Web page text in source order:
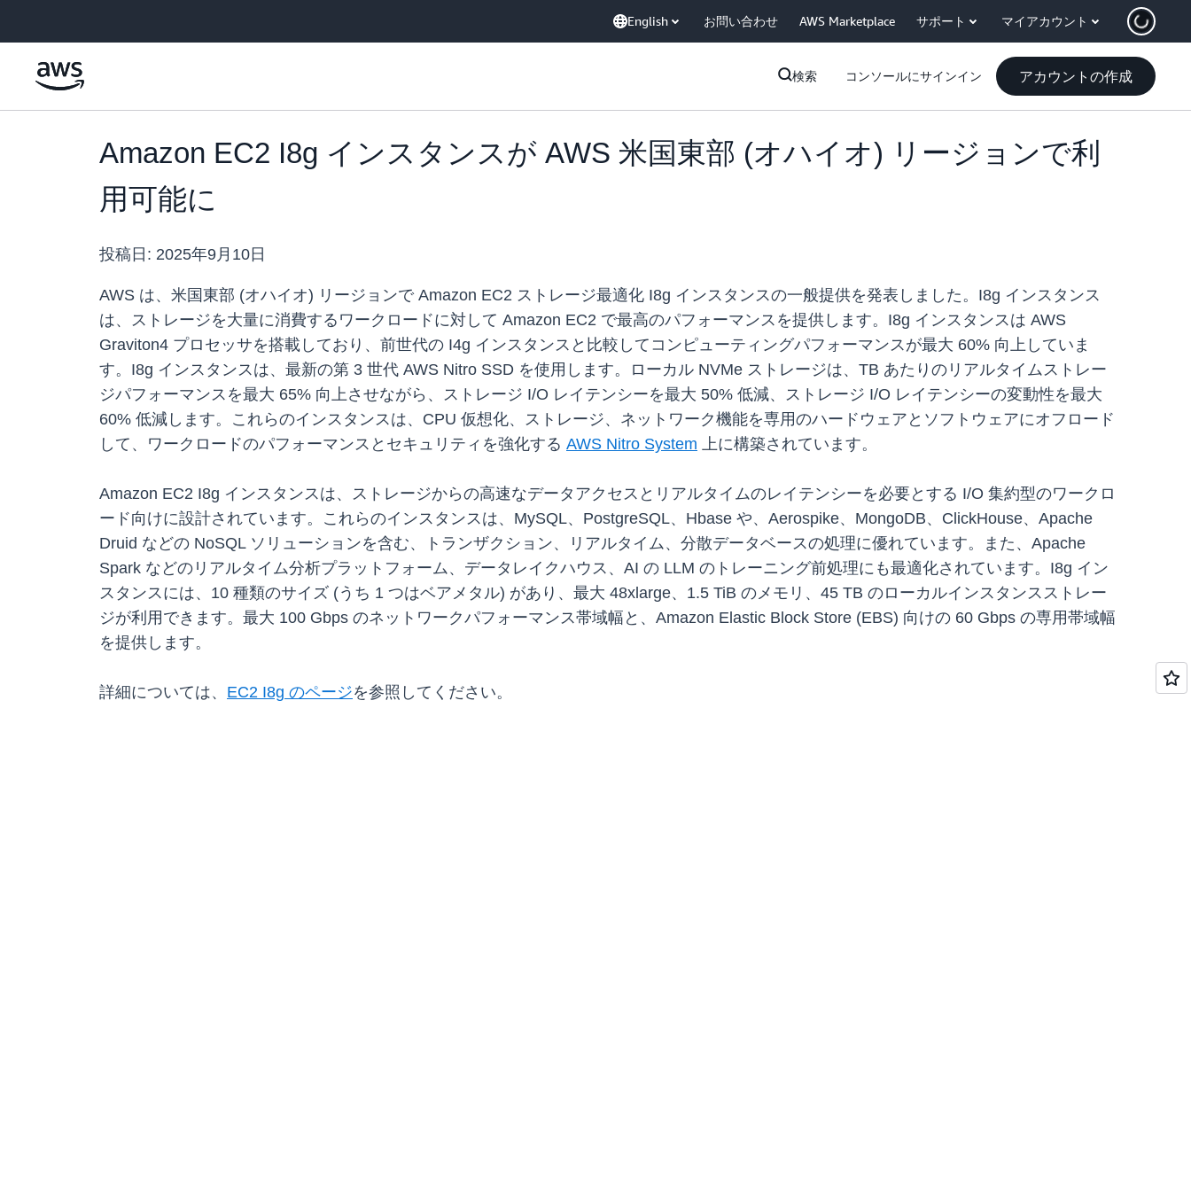
English お問い合わせ AWS Marketplace サポート マイアカウント
検索 コンソールにサインイン アカウントの作成
Amazon EC2 I8g インスタンスが AWS 米国東部 (オハイオ) リージョンで利
用可能に
投稿日: 2025年9月10日
AWS は、米国東部 (オハイオ) リージョンで Amazon EC2 ストレージ最適化 I8g インスタンスの一般提供を発表しました。I8g インスタンス
は、ストレージを大量に消費するワークロードに対して Amazon EC2 で最高のパフォーマンスを提供します。I8g インスタンスは AWS
Graviton4 プロセッサを搭載しており、前世代の I4g インスタンスと比較してコンピューティングパフォーマンスが最大 60% 向上していま
す。I8g インスタンスは、最新の第 3 世代 AWS Nitro SSD を使用します。ローカル NVMe ストレージは、TB あたりのリアルタイムストレー
ジパフォーマンスを最大 65% 向上させながら、ストレージ I/O レイテンシーを最大 50% 低減、ストレージ I/O レイテンシーの変動性を最大
60% 低減します。これらのインスタンスは、CPU 仮想化、ストレージ、ネットワーク機能を専用のハードウェアとソフトウェアにオフロード
して、ワークロードのパフォーマンスとセキュリティを強化する AWS Nitro System 上に構築されています。
Amazon EC2 I8g インスタンスは、ストレージからの高速なデータアクセスとリアルタイムのレイテンシーを必要とする I/O 集約型のワークロ
ード向けに設計されています。これらのインスタンスは、MySQL、PostgreSQL、Hbase や、Aerospike、MongoDB、ClickHouse、Apache
Druid などの NoSQL ソリューションを含む、トランザクション、リアルタイム、分散データベースの処理に優れています。また、Apache
Spark などのリアルタイム分析プラットフォーム、データレイクハウス、AI の LLM のトレーニング前処理にも最適化されています。I8g イン
スタンスには、10 種類のサイズ (うち 1 つはベアメタル) があり、最大 48xlarge、1.5 TiB のメモリ、45 TB のローカルインスタンスストレー
ジが利用できます。最大 100 Gbps のネットワークパフォーマンス帯域幅と、Amazon Elastic Block Store (EBS) 向けの 60 Gbps の専用帯域幅
を提供します。
詳細については、 EC2 I8g のページを参照してください。